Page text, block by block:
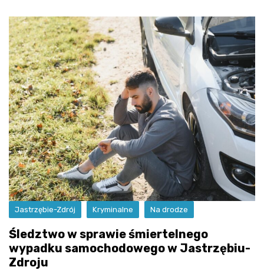
Jastrzębie-Zdrój Kryminalne Na drodze
Śledztwo w sprawie śmiertelnego
wypadku samochodowego w Jastrzębiu-
Zdroju